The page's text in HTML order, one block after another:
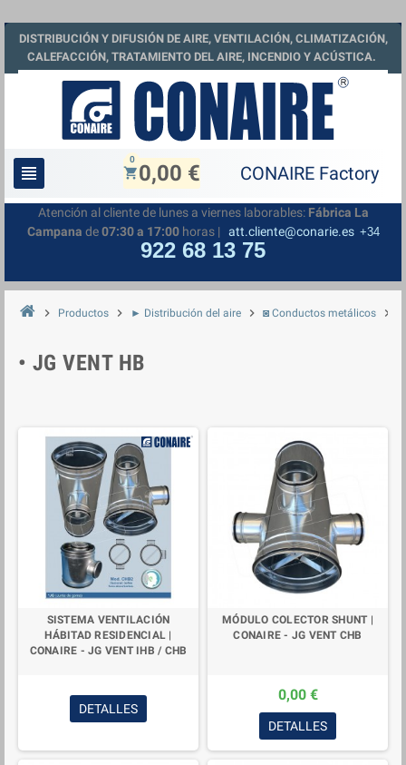
DISTRIBUCIÓN Y DIFUSIÓN DE AIRE, VENTILACIÓN, CLIMATIZACIÓN,
CALEFACCIÓN, TRATAMIENTO DEL AIRE, INCENDIO Y ACÚSTICA.
view_headline shopping_cart0,00 €
0
Atención al cliente de lunes a viernes laborables: Fábrica La
Campana de07:30 a 17:00horas | att.cliente@conarie.es +34
922 68 13 75
chevron_right Productos chevron_right ► Distribución del aire chevron_right ◙ Conductos metálicos chevron_right
• JG VENT HB
SISTEMA VENTILACIÓN
HÁBITAD RESIDENCIAL |
CONAIRE - JG VENT IHB / CHB
DETALLES
MÓDULO COLECTOR SHUNT |
CONAIRE - JG VENT CHB
0,00 €
DETALLES